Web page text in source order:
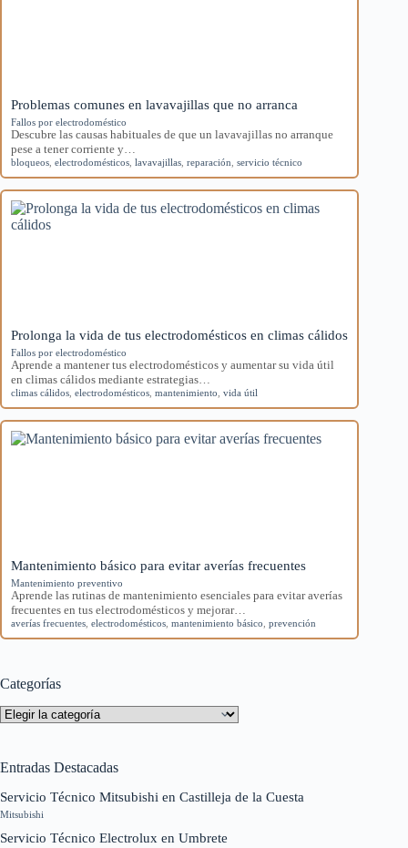
Problemas comunes en lavavajillas que no arranca
Fallos por electrodoméstico
Descubre las causas habituales de que un lavavajillas no arranque
pese a tener corriente y…
bloqueos electrodomésticos lavavajillas reparación servicio técnico
Prolonga la vida de tus electrodomésticos en climas cálidos
Fallos por electrodoméstico
Aprende a mantener tus electrodomésticos y aumentar su vida útil
en climas cálidos mediante estrategias…
climas cálidos electrodomésticos mantenimiento vida útil
Mantenimiento básico para evitar averías frecuentes
Mantenimiento preventivo
Aprende las rutinas de mantenimiento esenciales para evitar averías
frecuentes en tus electrodomésticos y mejorar…
averías frecuentes electrodomésticos mantenimiento básico prevención
Categorías
Categorías
Entradas Destacadas
Servicio Técnico Mitsubishi en Castilleja de la Cuesta
Mitsubishi
Servicio Técnico Electrolux en Umbrete